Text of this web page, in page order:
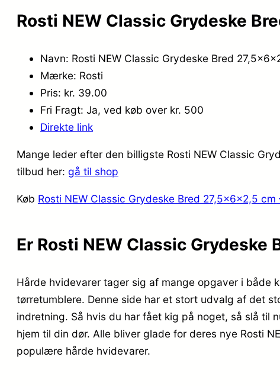
Rosti NEW Classic Grydeske
Navn: Rosti NEW Classic Grydeske Bred
Mærke: Rosti
Pris: kr. 39.00
Fri Fragt: Ja, ved køb over kr. 500
Direkte link
Mange leder efter den billigste Rosti NEW Classic
tilbud her: gå til shop
Køb Rosti NEW Classic Grydeske Bred 27,5x6x2,5
Er Rosti NEW Classic
Hårde hvidevarer tager sig af mange opgaver i både
tørretumblere. Denne side har et stort udvalg af det
indretning. Så hvis du har fået kig på noget, så slå til
hjem til din dør. Alle bliver glade for deres nye Rosti
populære hårde hvidevarer.